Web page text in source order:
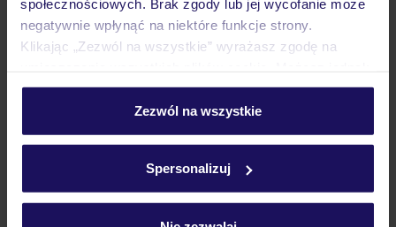
społecznościowych. Brak zgody lub jej wycofanie może
negatywnie wpłynąć na niektóre funkcje strony.
Klikając „Zezwól na wszystkie” wyrażasz zgodę na
personalizować swój wybór wchodząc w zakładkę
Szczegółowe informacje o plikach cookie znajdziesz
Zezwól na wszystkie
Spersonalizuj